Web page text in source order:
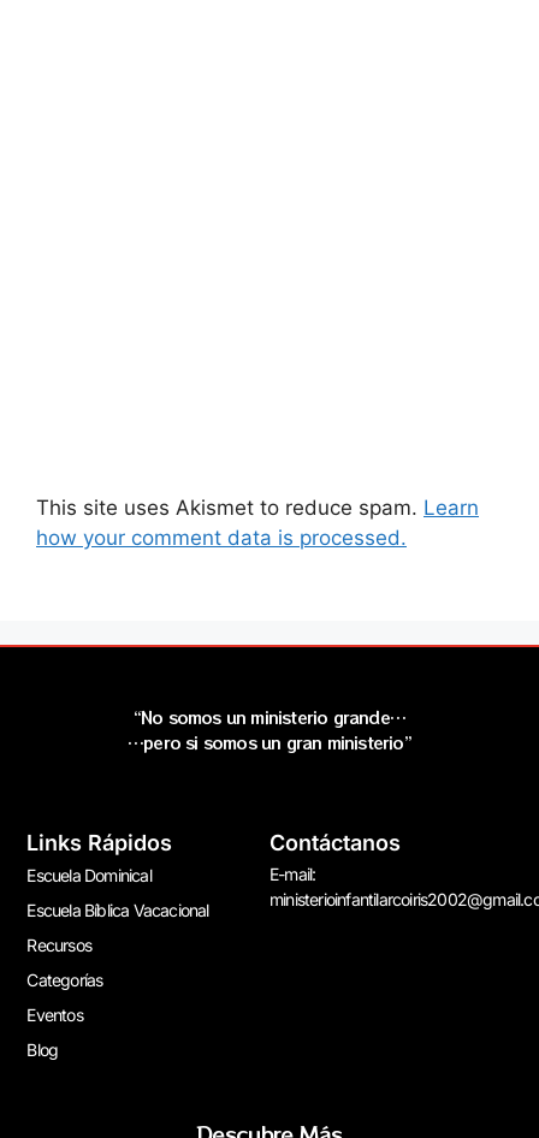
This site uses Akismet to reduce spam. Learn
how your comment data is processed.
“No somos un ministerio grande…
…pero si somos un gran ministerio”
Links Rápidos
Escuela Dominical
Escuela Bíblica Vacacional
Recursos
Categorías
Eventos
Blog
Contáctanos
E-mail: